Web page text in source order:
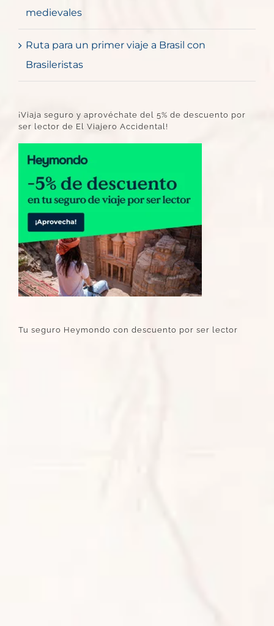
medievales
Ruta para un primer viaje a Brasil con
Brasileristas
¡Viaja seguro y aprovéchate del 5% de descuento por
ser lector de El Viajero Accidental!
Tu seguro Heymondo con descuento por ser lector